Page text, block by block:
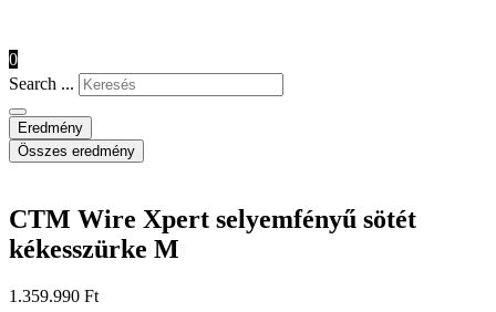
0
Search ...
Eredmény
Összes eredmény
CTM Wire Xpert selyemfényű sötét
kékesszürke M
1.359.990 Ft